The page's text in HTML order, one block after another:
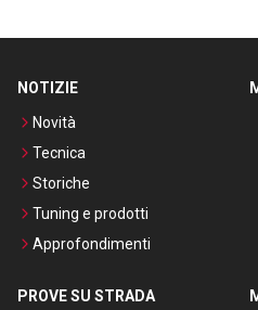
NOTIZIE
Novità
Tecnica
Storiche
Tuning e prodotti
Approfondimenti
PROVE SU STRADA